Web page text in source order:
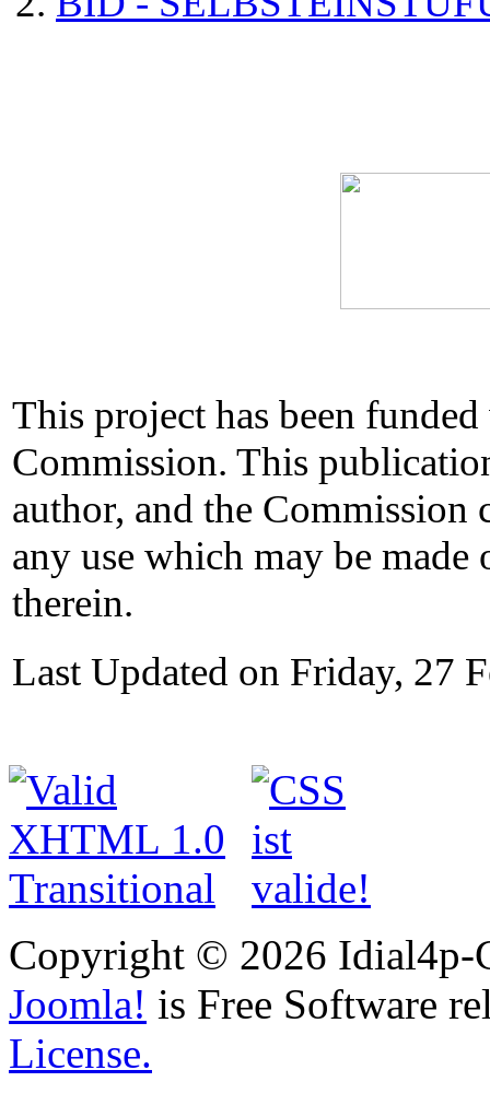
This project has been
Commission. This
author, and the Commission
any use which may be
therein.
Last Updated on Friday, 27
Copyright © 2026 Idial4p-
Joomla! is Free Software
License.